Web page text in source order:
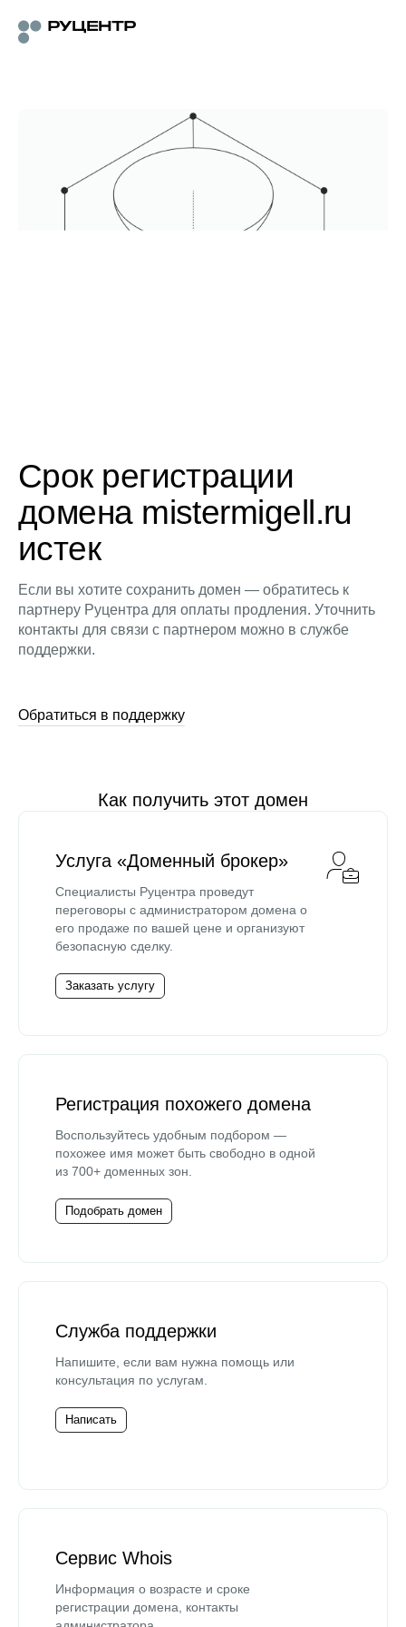
Срок регистрации
домена mistermigell.ru
истек
Если вы хотите сохранить домен — обратитесь к
партнеру Руцентра для оплаты продления. Уточнить
контакты для связи с партнером можно в службе
поддержки.
Обратиться в поддержку
Как получить этот домен
Услуга «Доменный брокер»
Специалисты Руцентра проведут
переговоры с администратором домена о
его продаже по вашей цене и организуют
безопасную сделку.
Заказать услугу
Регистрация похожего домена
Воспользуйтесь удобным подбором —
похожее имя может быть свободно в одной
из 700+ доменных зон.
Подобрать домен
Служба поддержки
Напишите, если вам нужна помощь или
консультация по услугам.
Написать
Сервис Whois
Информация о возрасте и сроке
регистрации домена, контакты